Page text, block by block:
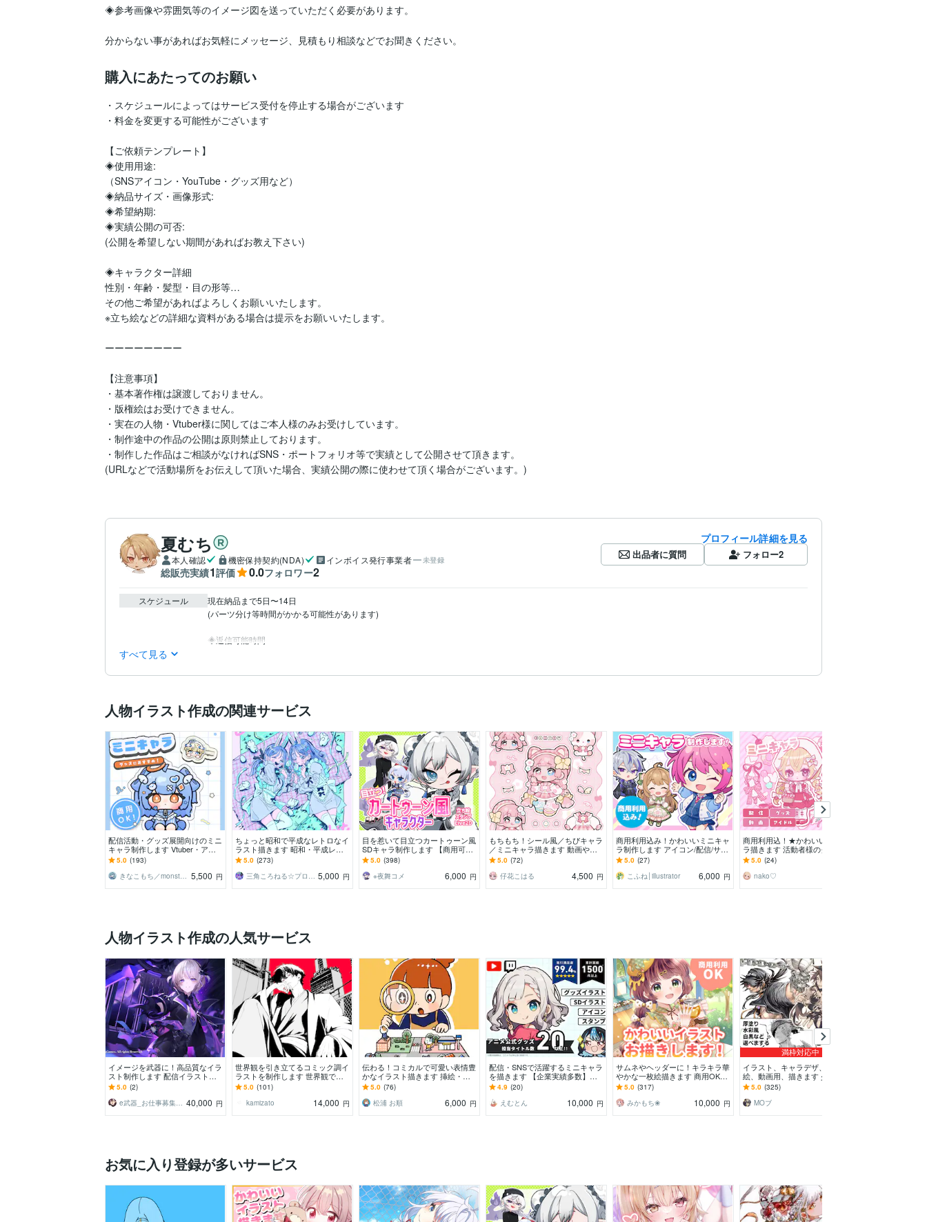
◈参考画像や雰囲気等のイメージ図を送っていただく必要があります。
分からない事があればお気軽にメッセージ、見積もり相談などでお聞きください。
購入にあたってのお願い
・スケジュールによってはサービス受付を停止する場合がございます
・料金を変更する可能性がございます
【ご依頼テンプレート】
◈使用用途:
（SNSアイコン・YouTube・グッズ用など）
◈納品サイズ・画像形式:
◈希望納期:
◈実績公開の可否:
(公開を希望しない期間があればお教え下さい)
◈キャラクター詳細
性別・年齢・髪型・目の形等…
その他ご希望があればよろしくお願いいたします。
※立ち絵などの詳細な資料がある場合は提示をお願いいたします。
ーーーーーーーー
【注意事項】
・基本著作権は譲渡しておりません。
・版権絵はお受けできません。
・実在の人物・Vtuber様に関してはご本人様のみお受けしています。
・制作途中の作品の公開は原則禁止しております。
・制作した作品はご相談がなければSNS・ポートフォリオ等で実績として公開させて頂きます。
(URLなどで活動場所をお伝えして頂いた場合、実績公開の際に使わせて頂く場合がございます。)
夏むち
本人確認 機密保持契約(NDA) インボイス発行事業者 未登録
総販売実績1評価 0.0フォロワー2
プロフィール詳細を見る
出品者に質問 フォロー2
スケジュール
現在納品まで5日〜14日
(パーツ分け等時間がかかる可能性があります)
◈返信可能時間
すべて見る
人物イラスト作成の関連サービス
配信活動・グッズ展開向けのミニ
キャラ制作します Vtuber・アイ
ドル向け！もちもちミニキャラ制
作します
5.0 (193)
5,500 円
ちょっと昭和で平成なレトロなイ
ラスト描きます 昭和・平成レト
ロ☆ネオン☆パステル
5.0 (273)
5,000 円
目を惹いて目立つカートゥーン風
SDキャラ制作します 【商用可】
頭身3種類！立ち絵以外にも幅広
く対応します！
5.0 (398)
※夜舞コメ
6,000 円
もちもち！シール風／ちびキャラ
／ミニキャラ描きます 動画や配
信、グッズ映え◎シール紙やネッ
プリにもおすすめ！
5.0 (72)
仔花こはる
4,500 円
商用利用込み！かわいいミニキャ
ラ制作します アイコン/配信/サム
ネイル/グッズ/スタンプなどにお
すすめ♪
5.0 (27)
こふね│illustrator
6,000 円
商用利用込！★かわいいミニキャ
ラ描きます 活動者様のグッズ制
作などに最適♪表情差分も○
5.0 (24)
nako♡
人物イラスト作成の人気サービス
イメージを武器に！高品質なイラ
スト制作します 配信イラスト、
立ち絵、キャラデザまで幅広くお
まかせください！
5.0 (2)
40,000 円
世界観を引き立てるコミック調イ
ラストを制作します 世界観で惹
きつける、商用対応の一枚絵をご
提供致します。
5.0 (101)
kamizato
14,000 円
伝わる！コミカルで可愛い表情豊
かなイラスト描きます 挿絵・チ
ラシ・リーフレット・HP等 / 大
量注文実績あり！
5.0 (76)
松浦 お順
6,000 円
配信・SNSで活躍するミニキャラ
を描きます 【企業実績多数】ア
ニメ公式グッズ担当のプロが制作
します！
4.9 (20)
えむとん
10,000 円
サムネやヘッダーに！キラキラ華
やかな一枚絵描きます 商用OK！
淡くて可愛い小物や背景、衣装の
デザインも♪
5.0 (317)
みかもち❀
10,000 円
満枠対応中
イラスト、キャラデザ、漫画、挿
絵、動画用、描きます 少年少
女、筋肉おじさん、人外ケモノ獣
人、ご予算内、複数枚OK
5.0 (325)
MOブ
お気に入り登録が多いサービス